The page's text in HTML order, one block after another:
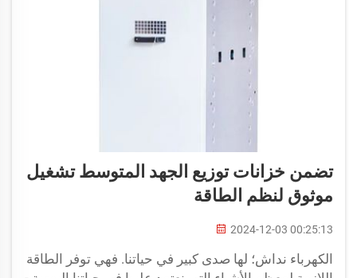
تضمن خزانات توزيع الجهد المتوسط تشغيل
موثوق لنظم الطاقة
2024-12-03 00:25:13
الكهرباء نداش؛ لها صدى كبير في حياتنا. فهي توفر الطاقة